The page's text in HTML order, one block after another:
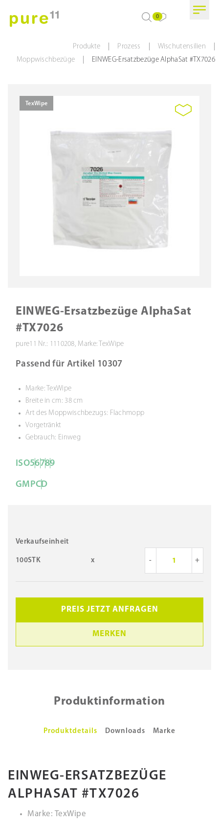
0
Produkte Prozess Wischutensilien
Moppwischbezüge EINWEG-Ersatzbezüge AlphaSat #TX7026
TexWipe
EINWEG-Ersatzbezüge AlphaSat
#TX7026
pure11 Nr.: 1110208, Marke: TexWipe
Passend für Artikel 10307
Marke: TexWipe
Breite in cm: 38 cm
Art des Moppwischbezugs: Flachmopp
Vorgetränkt
Gebrauch: Einweg
ISO56789
GMPCD
Verkaufseinheit
100STK x - +
PREIS JETZT ANFRAGEN
MERKEN
Produktinformation
Produktdetails Downloads Marke
EINWEG-ERSATZBEZÜGE
ALPHASAT #TX7026
Marke: TexWipe